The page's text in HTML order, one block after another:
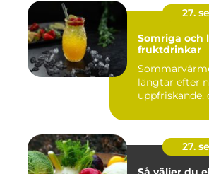
27.
Somriga och
fruktdrinkar
längtar efter
uppfriskande,
27.